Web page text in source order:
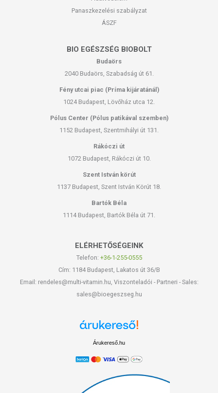
Panaszkezelési szabályzat
ÁSZF
BIO EGÉSZSÉG BIOBOLT
Budaörs
2040 Budaörs, Szabadság út 61.
Fény utcai piac (Príma kijáratánál)
1024 Budapest, Lövőház utca 12.
Pólus Center (Pólus patikával szemben)
1152 Budapest, Szentmihályi út 131.
Rákóczi út
1072 Budapest, Rákóczi út 10.
Szent István körút
1137 Budapest, Szent István Körút 18.
Bartók Béla
1114 Budapest, Bartók Béla út 71.
ELÉRHETŐSÉGEINK
Telefon: +36-1-255-0555
Cím: 1184 Budapest, Lakatos út 36/B
Email: rendeles@multi-vitamin.hu, Viszonteladói - Partneri - Sales:
sales@bioegeszseg.hu
Árukereső.hu